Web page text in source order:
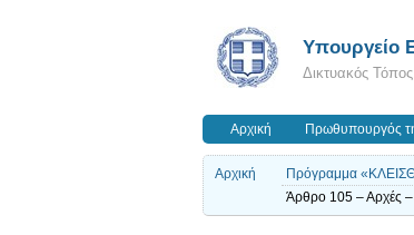
Υπουργείο
Δικτυακός
Αρχική Πρωθυπουργός
Αρχική
Πρόγραμμα
Άρθρο 105 – Αρχές –